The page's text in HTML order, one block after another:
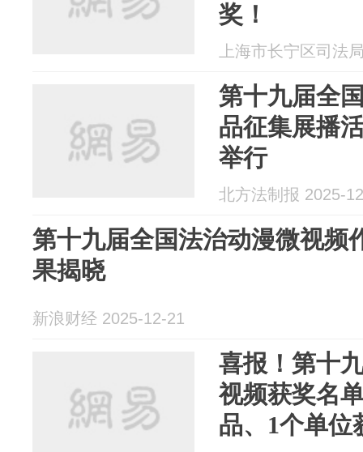
奖！
上海市长宁区司法
第十九届全
品征集展播
举行
北方法制报 2025-
第十九届全国法治动漫微视频
果揭晓
新浪财经 2025-12-21
喜报！第十
视频获奖名
品、1个单位